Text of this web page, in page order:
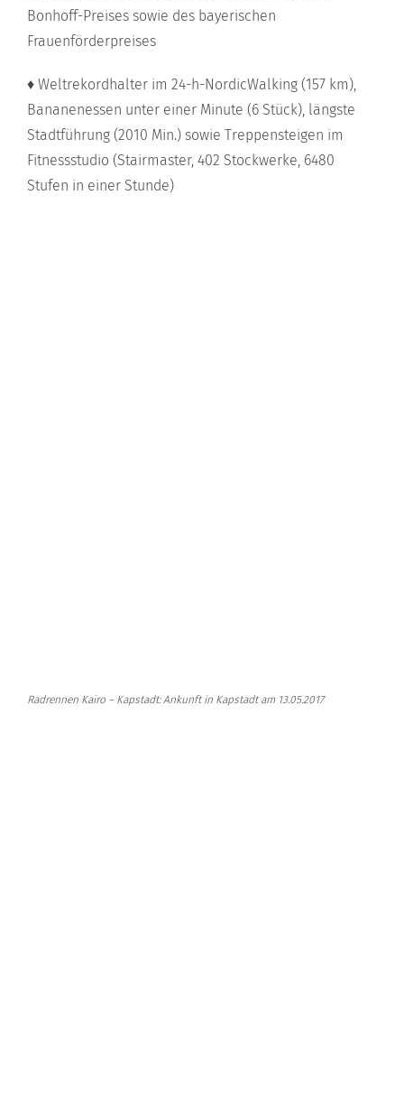
Bonhoff-Preises sowie des bayerischen
Frauenförderpreises
♦ Weltrekordhalter im 24-h-NordicWalking (157 km),
Bananenessen unter einer Minute (6 Stück), längste
Stadtführung (2010 Min.) sowie Treppensteigen im
Fitnessstudio (Stairmaster, 402 Stockwerke, 6480
Stufen in einer Stunde)
Radrennen Kairo – Kapstadt: Ankunft in Kapstadt am 13.05.2017